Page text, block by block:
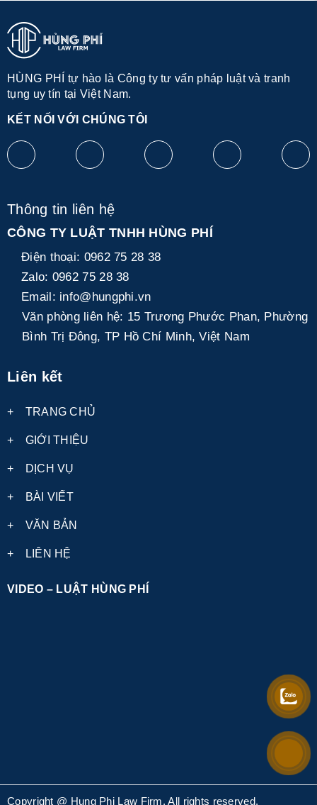
HÙNG PHÍ tự hào là Công ty tư vấn pháp luật và tranh
tụng uy tín tại Việt Nam.
KẾT NỐI VỚI CHÚNG TÔI
Thông tin liên hệ
CÔNG TY LUẬT TNHH HÙNG PHÍ
Điện thoại: 0962 75 28 38
Zalo: 0962 75 28 38
Email: info@hungphi.vn
Văn phòng liên hệ: 15 Trương Phước Phan, Phường
Bình Trị Đông, TP Hồ Chí Minh, Việt Nam
Liên kết
+ TRANG CHỦ
+ GIỚI THIỆU
+ DỊCH VỤ
+ BÀI VIẾT
+ VĂN BẢN
+ LIÊN HỆ
VIDEO – LUẬT HÙNG PHÍ
Copyright @ Hung Phi Law Firm, All rights reserved.